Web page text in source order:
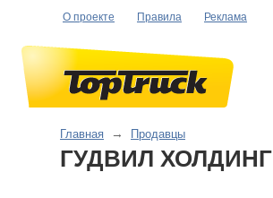
О проекте Правила Реклама
Главная → Продавцы
ГУДВИЛ ХОЛДИНГ